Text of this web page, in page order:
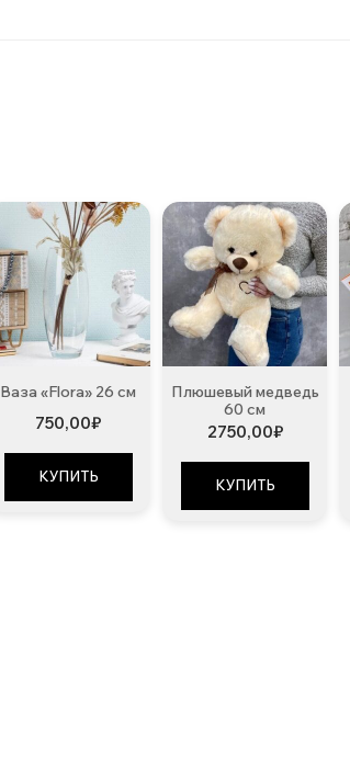
Ваза «Flora» 26 см
750,00₽
КУПИТЬ
Плюшевый медведь
60 см
2750,00₽
КУПИТЬ